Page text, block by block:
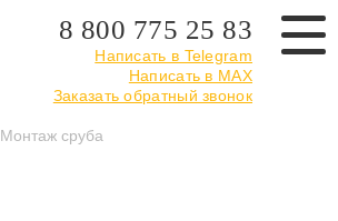
8 800 775 25 83
Написать в Telegram
Написать в MAX
Заказать обратный звонок
Монтаж сруба